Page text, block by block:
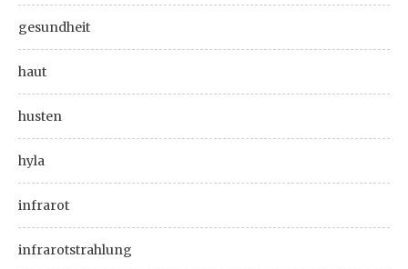
gesundheit
haut
husten
hyla
infrarot
infrarotstrahlung